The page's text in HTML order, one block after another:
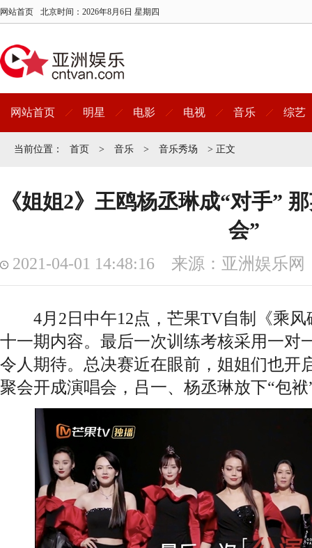
网站首页 北京时间： 2026年8月6日 星期四
网站首页 明星 电影 电视 音乐 综艺
当前位置： 首页 > 音乐 > 音乐秀场 > 正文
《姐姐2》王鸥杨丞琳成“对手”
会”
2021-04-01 14:48:16 来源：亚洲娱乐网
4月2日中午12点，芒果TV自制《乘风
十一期内容。最后一次训练考核采用一对
令人期待。总决赛近在眼前，姐姐们也开
聚会开成演唱会，吕一、杨丞琳放下“包